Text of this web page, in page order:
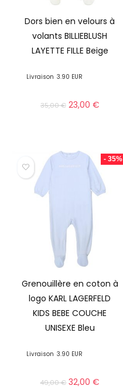
Dors bien en velours à
volants BILLIEBLUSH
LAYETTE FILLE Beige
Livraison 3.90 EUR
35,00€ 23,00 €
- 35%
Grenouillère en coton à
logo KARL LAGERFELD
KIDS BEBE COUCHE
UNISEXE Bleu
Livraison 3.90 EUR
49,00€ 32,00€